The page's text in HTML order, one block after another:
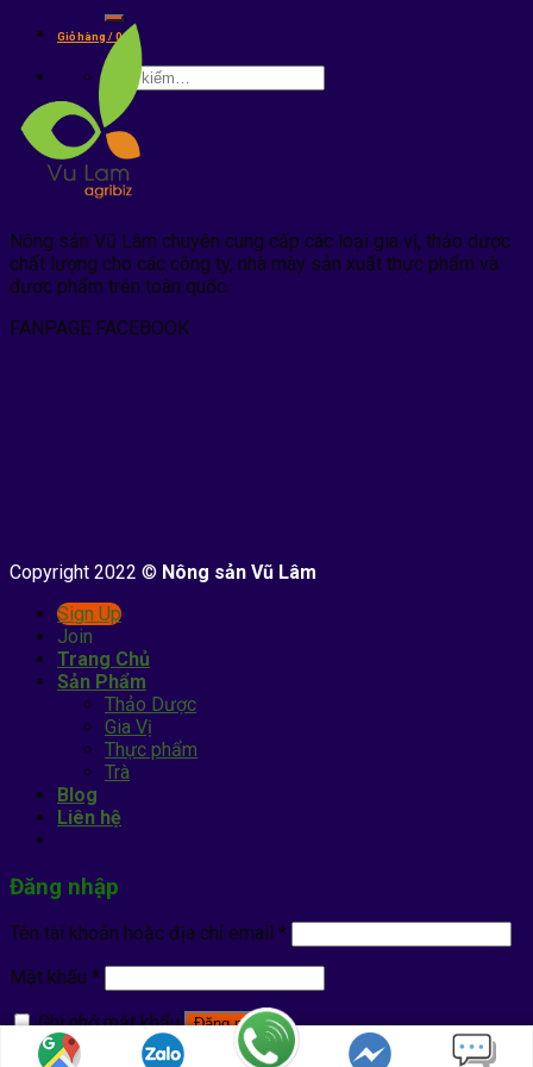
kiếm:
Giỏ hàng /0₫
kiếm:
Nông sản Vũ Lâm chuyên cung cấp các loại gia vị, thảo dược
chất lượng cho các công ty, nhà mày sản xuất thực phẩm và
dược phẩm trên toàn quốc.
FANPAGE FACEBOOK
Copyright 2022 © Nông sản Vũ Lâm
Sign Up
Join
Trang Chủ
Sản Phẩm
Thảo Dược
Gia Vị
Thực phẩm
Trà
Blog
Liên hệ
Đăng nhập
Tên tài khoản hoặc địa chỉ email *
Mật khẩu *
Ghi nhớ mật khẩu
Đăng nhập